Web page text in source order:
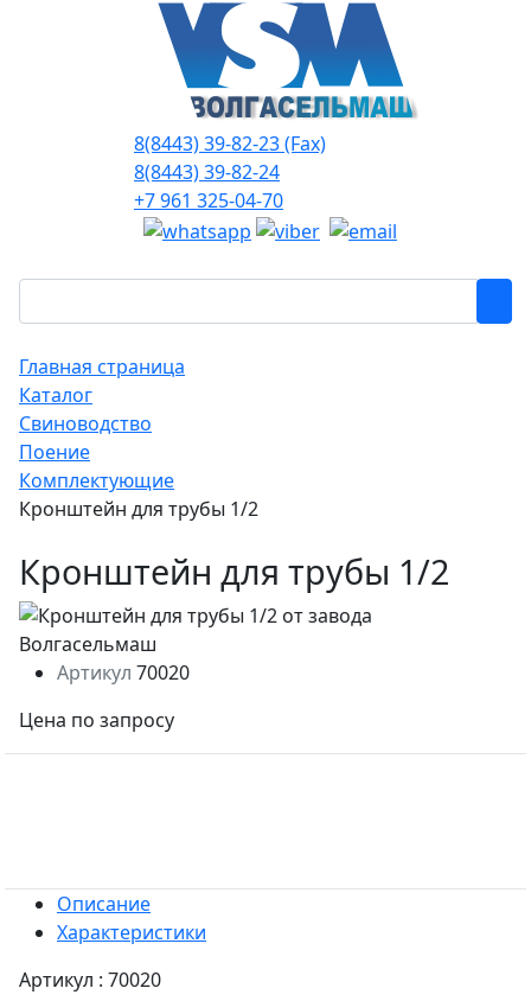
8(8443) 39-82-23 (Fax)
8(8443) 39-82-24
+7 961 325-04-70
Главная страница
Каталог
Свиноводство
Поение
Комплектующие
Кронштейн для трубы 1/2
Кронштейн для трубы 1/2
Артикул 70020
Цена по запросу
Описание
Характеристики
Артикул : 70020